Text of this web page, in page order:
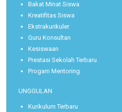
Bakat Minat Siswa
Kreatifitas Siswa
Ekstrakurikuler
Guru Konsultan
Kesiswaan
Prestasi Sekolah Terbaru
Progam Mentoring
UNGGULAN
Kurikulum Terbaru